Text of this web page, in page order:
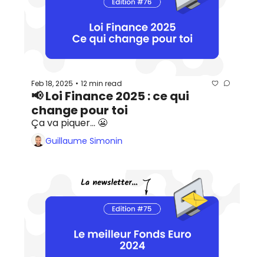
Feb 18, 2025 • 12 min read
📢 Loi Finance 2025 : ce qui
change pour toi
Ça va piquer... 😬
Guillaume Simonin